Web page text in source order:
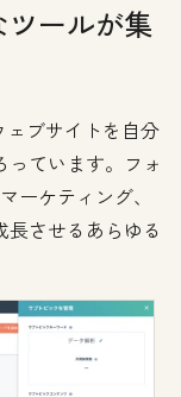
ールが集
ェブサイトを自分
ています。フォ
ーケティング、
させるあらゆる